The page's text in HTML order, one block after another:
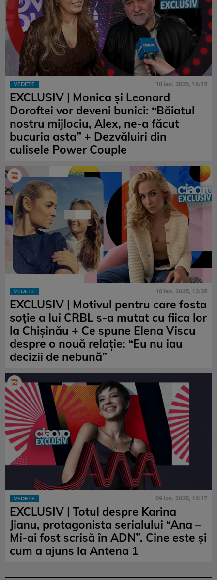
VEDETE 10 ian. 2025, 16:19
EXCLUSIV | Monica și Leonard
Doroftei vor deveni bunici: “Băiatul
nostru mijlociu, Alex, ne-a făcut
bucuria asta” + Dezvăluiri din
culisele Power Couple
VEDETE 10 ian. 2025, 13:35
EXCLUSIV | Motivul pentru care fosta
soție a lui CRBL s-a mutat cu fiica lor
la Chișinău + Ce spune Elena Viscu
despre o nouă relație: “Eu nu iau
decizii de nebună”
VEDETE 09 ian. 2025, 12:17
EXCLUSIV | Totul despre Karina
Jianu, protagonista serialului “Ana –
Mi-ai fost scrisă în ADN”. Cine este și
cum a ajuns la Antena 1